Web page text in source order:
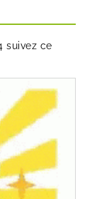
suivez ce